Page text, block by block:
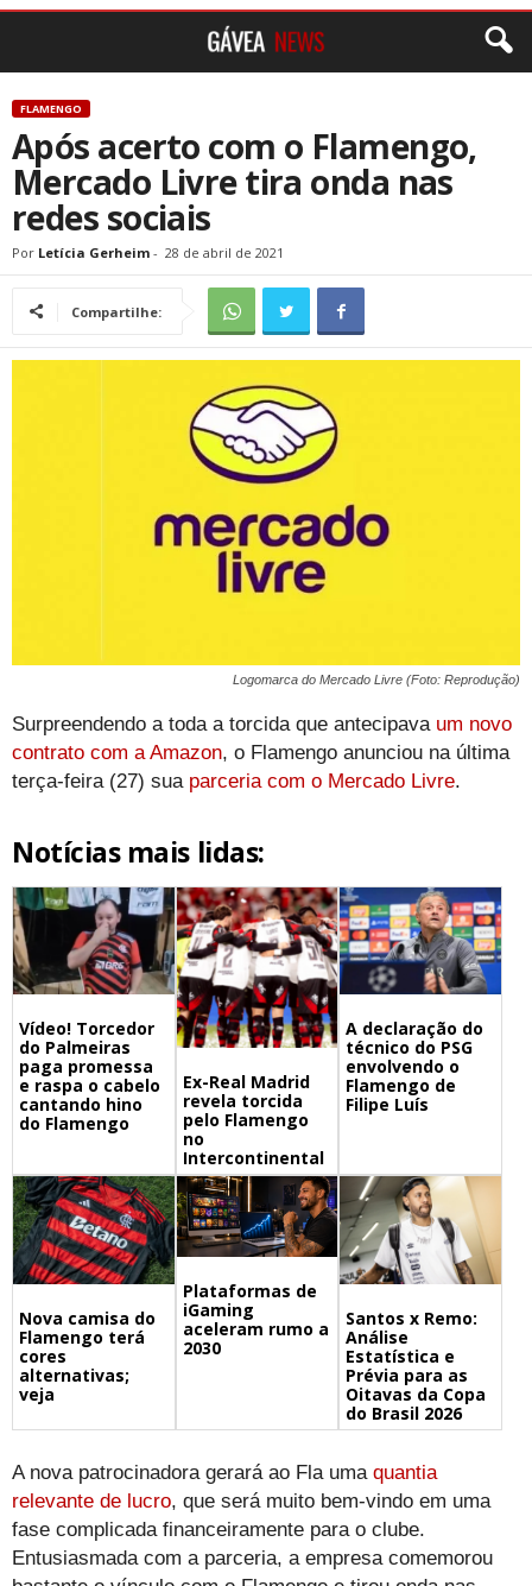
FLAMENGO
Após acerto com o Flamengo,
Mercado Livre tira onda nas
redes sociais
Por Letícia Gerheim - 28 de abril de 2021
Compartilhe:
Logomarca do Mercado Livre (Foto: Reprodução)
Surpreendendo a toda a torcida que antecipava um novo
contrato com a Amazon, o Flamengo anunciou na última
terça-feira (27) sua parceria com o Mercado Livre.
Notícias mais lidas:
Vídeo! Torcedor
do Palmeiras
paga promessa
e raspa o cabelo
cantando hino
do Flamengo
Ex-Real Madrid
revela torcida
pelo Flamengo
no
Intercontinental
A declaração do
técnico do PSG
envolvendo o
Flamengo de
Filipe Luís
Nova camisa do
Flamengo terá
cores
alternativas;
veja
Plataformas de
iGaming
aceleram rumo a
2030
Santos x Remo:
Análise
Estatística e
Prévia para as
Oitavas da Copa
do Brasil 2026
A nova patrocinadora gerará ao Fla uma quantia
relevante de lucro, que será muito bem-vindo em uma
fase complicada financeiramente para o clube.
Entusiasmada com a parceria, a empresa comemorou